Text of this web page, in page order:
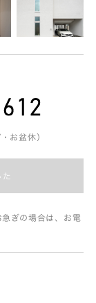
お盆休）
ぎの場合は、お電